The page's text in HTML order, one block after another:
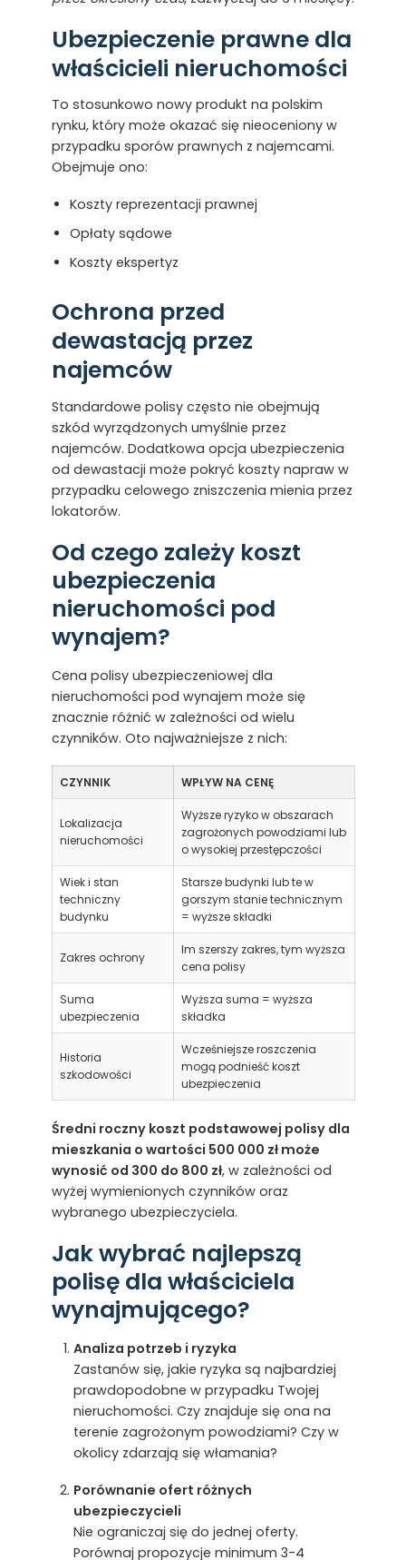
Ubezpieczenie prawne dla
właścicieli nieruchomości
To stosunkowo nowy produkt na polskim
rynku, który może okazać się nieoceniony w
przypadku sporów prawnych z najemcami.
Obejmuje ono:
Koszty reprezentacji prawnej
Opłaty sądowe
Koszty ekspertyz
Ochrona przed
dewastacją przez
najemców
Standardowe polisy często nie obejmują
szkód wyrządzonych umyślnie przez
najemców. Dodatkowa opcja ubezpieczenia
od dewastacji może pokryć koszty napraw w
przypadku celowego zniszczenia mienia przez
lokatorów.
Od czego zależy koszt
ubezpieczenia
nieruchomości pod
wynajem?
Cena polisy ubezpieczeniowej dla
nieruchomości pod wynajem może się
znacznie różnić w zależności od wielu
czynników. Oto najważniejsze z nich:
CZYNNIK WPŁYW NA CENĘ
Lokalizacja
nieruchomości
Wyższe ryzyko w obszarach
zagrożonych powodziami lub
o wysokiej przestępczości
Wiek i stan
techniczny
budynku
Starsze budynki lub te w
gorszym stanie technicznym
= wyższe składki
Zakres ochrony
Im szerszy zakres, tym wyższa
cena polisy
Suma
ubezpieczenia
Wyższa suma = wyższa
składka
Historia
szkodowości
Wcześniejsze roszczenia
mogą podnieść koszt
ubezpieczenia
Średni roczny koszt podstawowej polisy dla
mieszkania o wartości 500 000 zł może
wynosić od 300 do 800 zł, w zależności od
wyżej wymienionych czynników oraz
wybranego ubezpieczyciela.
Jak wybrać najlepszą
polisę dla właściciela
wynajmującego?
Analiza potrzeb i ryzyka
Zastanów się, jakie ryzyka są najbardziej
prawdopodobne w przypadku Twojej
nieruchomości. Czy znajduje się ona na
terenie zagrożonym powodziami? Czy w
okolicy zdarzają się włamania?
Porównanie ofert różnych
ubezpieczycieli
Nie ograniczaj się do jednej oferty.
Porównaj propozycje minimum 3-4